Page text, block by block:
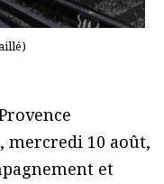
mercredi 10 août,
et